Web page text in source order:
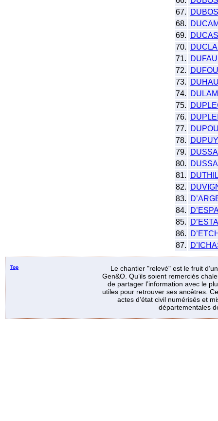
67.
68.
69.
70.
71.
DUFAU
72.
73.
74.
75.
76.
77.
78.
DUPUY
79.
80.
81.
82.
83.
84.
85.
86.
87.
Top
Le chantier "relevé" est le fruit
Gen&O. Qu’ils soient remerciés
de partager l’information avec le
utiles pour retrouver ses ancêtres.
actes d’état civil numérisés et
départementales